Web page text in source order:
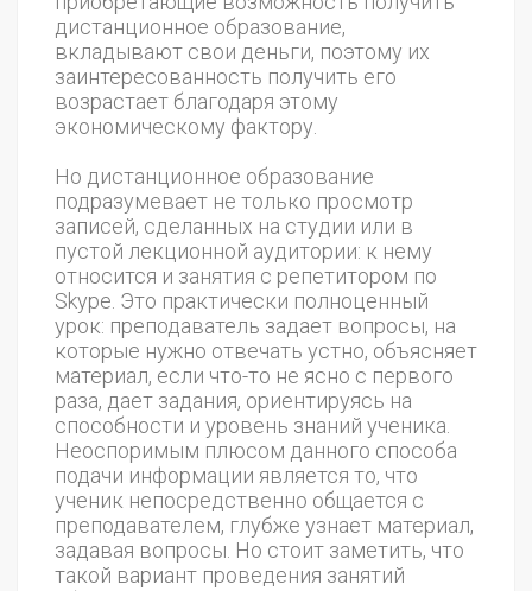
дистанционное образование,
вкладывают свои деньги, поэтому их
заинтересованность получить его
возрастает благодаря этому
экономическому фактору.
Но дистанционное образование
подразумевает не только просмотр
записей, сделанных на студии или в
пустой лекционной аудитории: к нему
относится и занятия с репетитором по
Skype. Это практически полноценный
урок: преподаватель задает вопросы, на
которые нужно отвечать устно, объясняет
материал, если что-то не ясно с первого
раза, дает задания, ориентируясь на
способности и уровень знаний ученика.
Неоспоримым плюсом данного способа
подачи информации является то, что
ученик непосредственно общается с
преподавателем, глубже узнает материал,
задавая вопросы. Но стоит заметить, что
такой вариант проведения занятий